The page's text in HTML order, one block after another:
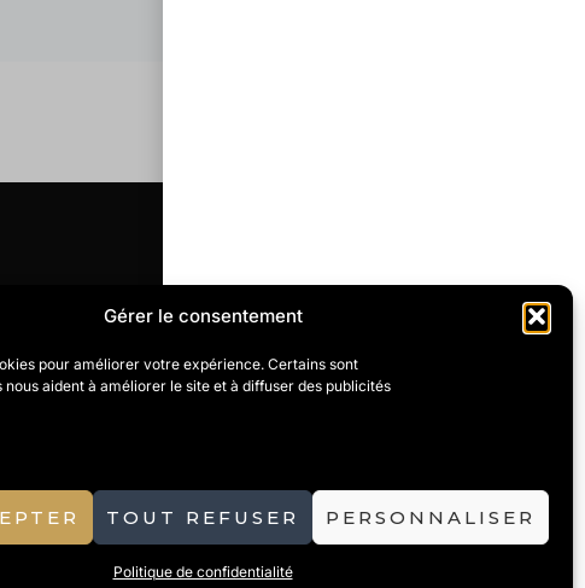
Gérer le consentement
pour améliorer votre expérience. Certains sont
aident à améliorer le site et à diffuser des publicités
TOUT REFUSER PERSONNALISER
Politique de confidentialité
1 du Code de la sécurité
clause de non-responsabilité.
Politique d’expédition